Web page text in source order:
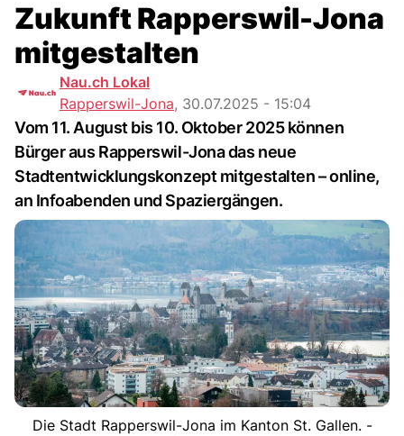
Zukunft Rapperswil-Jona
mitgestalten
Nau.ch Lokal
Rapperswil-Jona, 30.07.2025 - 15:04
Vom 11. August bis 10. Oktober 2025 können
Bürger aus Rapperswil-Jona das neue
Stadtentwicklungskonzept mitgestalten – online,
an Infoabenden und Spaziergängen.
Die Stadt Rapperswil-Jona im Kanton St. Gallen. -